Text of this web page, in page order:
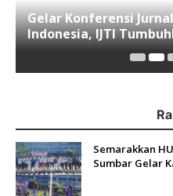
Gelar Konferensi
Indonesia, IJTI
Jurnalis Muda di Era
Semarakkan
Sumbar Gelar